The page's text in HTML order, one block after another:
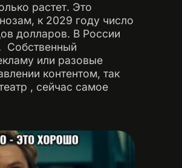
растет. Это
к 2029 году число
долларов. В России
Собственный
или разовые
контентом, так
, сейчас самое